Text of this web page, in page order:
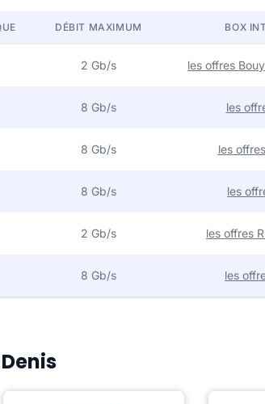
DÉBIT MAXIMUM BOX
2 Gb/s les offres
8 Gb/s les
8 Gb/s les
8 Gb/s les
2 Gb/s les offres
8 Gb/s les